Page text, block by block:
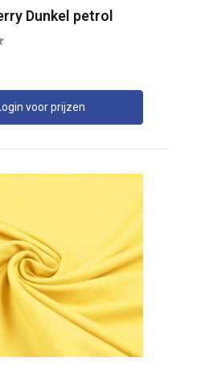
Dunkel petrol
Login voor prijzen